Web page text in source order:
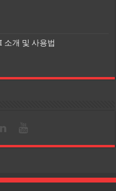
소개 및 사용법